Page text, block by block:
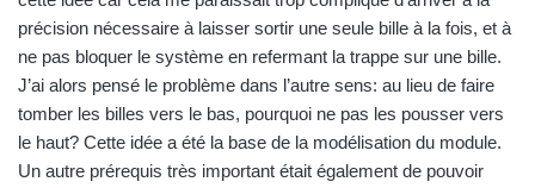
précision nécessaire à laisser sortir une seule bille à la fois, et à
ne pas bloquer le système en refermant la trappe sur une bille.
J’ai alors pensé le problème dans l’autre sens: au lieu de faire
tomber les billes vers le bas, pourquoi ne pas les pousser vers
le haut? Cette idée a été la base de la modélisation du module.
Un autre prérequis très important était également de pouvoir